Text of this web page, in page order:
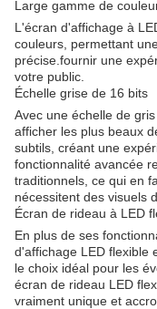
Large gamme de
L'écran d'affichage à
couleurs, permettant
précise.fournir une
votre public.
Échelle grise de 16 bits
Avec une échelle de
afficher les plus beaux
subtils, créant une
fonctionnalité avancée
traditionnels, ce qui en
nécessitent des visuels
Écran de rideau à LED
En plus de ses
d'affichage LED flexible
le choix idéal pour les
écran de rideau LED
vraiment unique et